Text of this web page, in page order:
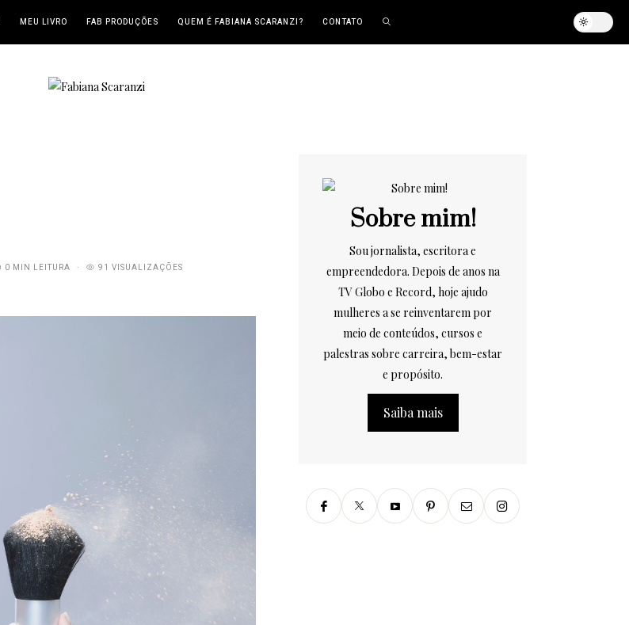
MEU LIVRO FAB PRODUÇÕES QUEM É FABIANA SCARANZI? CONTATO
0 MIN LEITURA 91 VISUALIZAÇÕES
Sobre mim!
Sou jornalista, escritora e
empreendedora. Depois de anos na
TV Globo e Record, hoje ajudo
mulheres a se reinventarem por
meio de conteúdos, cursos e
palestras sobre carreira, bem-estar
e propósito.
Saiba mais